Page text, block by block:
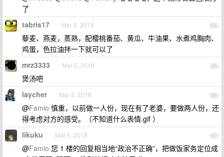
了
64
tabris17 Mar 5, 2018
藜麦、燕麦，蒸熟，配樱桃番茄、黄瓜、牛油果、水煮鸡胸肉、
鸡蛋，色拉油拌一下就可以了
65
mrz3333 Mar 5, 2018
煲汤吧
66
laycher Mar 5, 2018
@Famio 慎重，以前做一人份，现在有了老婆，要做两人份，还
得考虑对方的感受。（不知道什么表情.gif ）
67
likuku Mar 5, 2018
@Famio 您 1 楼的回复相当地“政治不正确”，把做饭家务定位成